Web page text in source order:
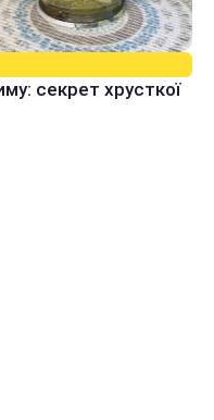
секрет хрусткої